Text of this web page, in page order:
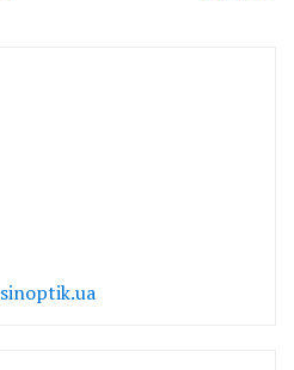
sinoptik.ua